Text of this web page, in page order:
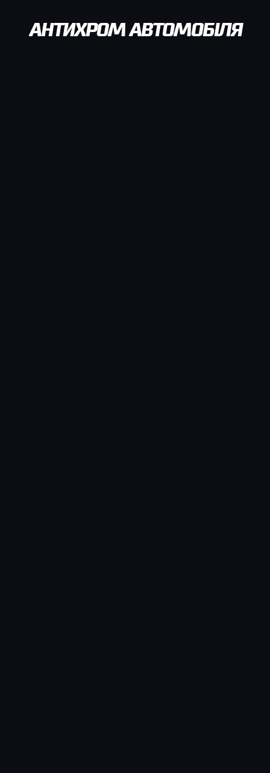
АНТИХРОМ АВТОМОБІЛЯ